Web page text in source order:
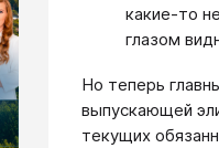
какие-то
глазом
Но теперь
выпускающей
текущих